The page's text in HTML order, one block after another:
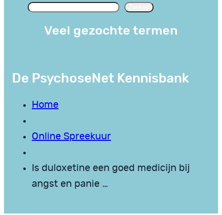
Veel gezochte termen
De PsychoseNet Kennisbank
Home
Online Spreekuur
Is duloxetine een goed medicijn bij
angst en panie …